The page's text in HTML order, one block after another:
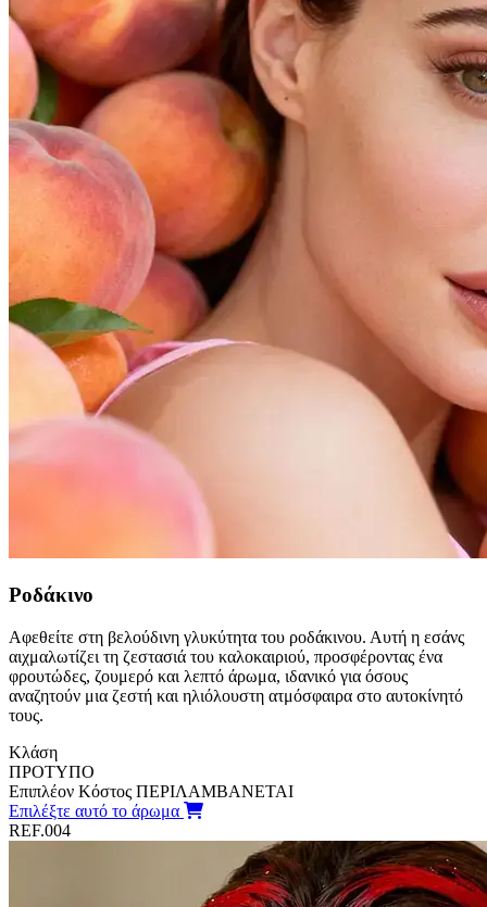
Ροδάκινο
Αφεθείτε στη βελούδινη γλυκύτητα του ροδάκινου. Αυτή η εσάνς
αιχμαλωτίζει τη ζεστασιά του καλοκαιριού, προσφέροντας ένα
φρουτώδες, ζουμερό και λεπτό άρωμα, ιδανικό για όσους
αναζητούν μια ζεστή και ηλιόλουστη ατμόσφαιρα στο αυτοκίνητό
τους.
Κλάση
ΠΡΟΤΥΠΟ
Επιπλέον Κόστος ΠΕΡΙΛΑΜΒΑΝΕΤΑΙ
Επιλέξτε αυτό το άρωμα
REF.004